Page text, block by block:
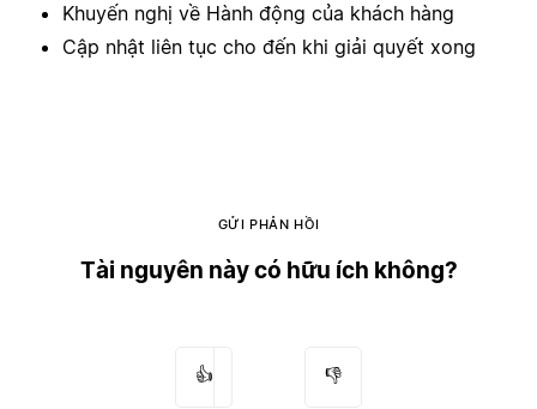
Khuyến nghị về Hành động của khách hàng
Cập nhật liên tục cho đến khi giải quyết xong
GỬI PHẢN HỒI
Tài nguyên này có hữu ích không?
👍 👎